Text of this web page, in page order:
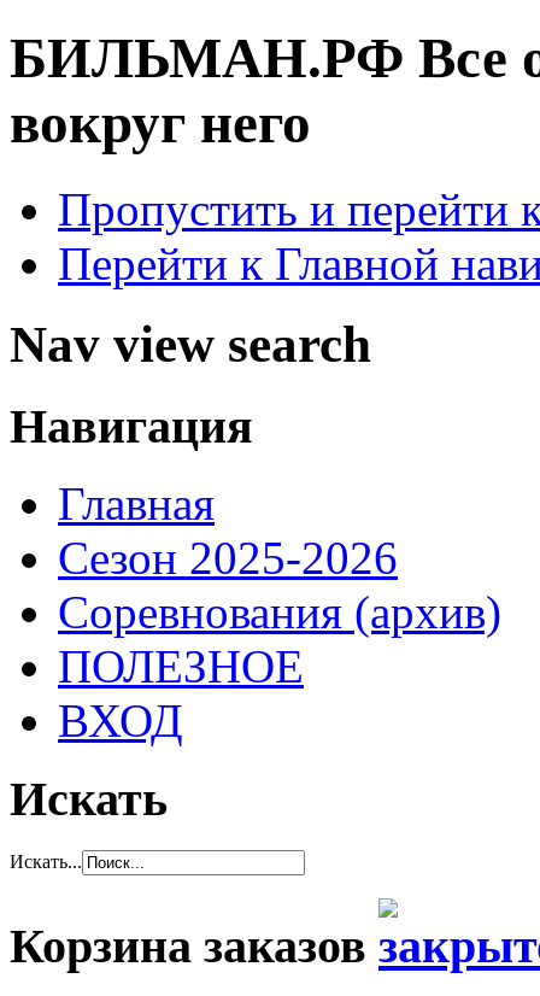
БИЛЬМАН.РФ Все
вокруг него
Пропустить и перейти
Перейти к Главной
Nav view search
Навигация
Главная
Сезон 2025-2026
Соревнования (архив)
ПОЛЕЗНОЕ
ВХОД
Искать
Искать...
Корзина заказов